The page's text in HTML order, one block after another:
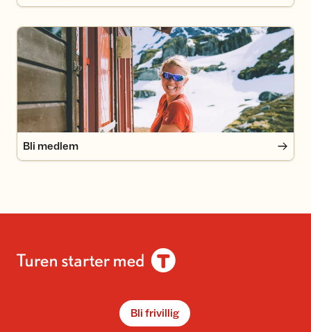
Bli medlem
Bli medlem
Bli frivillig